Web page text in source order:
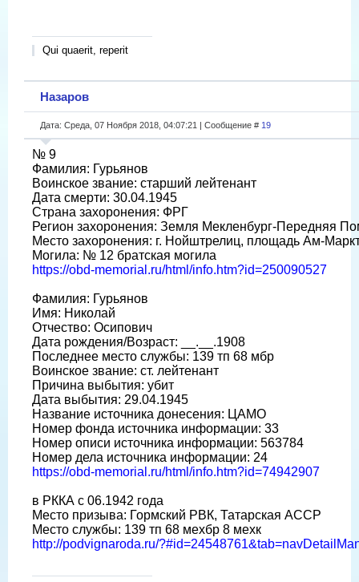
Qui quaerit, reperit
Назаров
Дата: Среда, 07 Ноября 2018, 04:07:21 | Сообщение # 19
№ 9
Фамилия: Гурьянов
Воинское звание: старший лейтенант
Дата смерти: 30.04.1945
Страна захоронения: ФРГ
Регион захоронения: Земля Мекленбург-Передняя
Место захоронения: г. Нойштрелиц, площадь Ам-
Могила: № 12 братская могила
https://obd-memorial.ru/html/info.htm?id=250090527
Фамилия: Гурьянов
Имя: Николай
Отчество: Осипович
Дата рождения/Возраст: __.__.1908
Последнее место службы: 139 тп 68 мбр
Воинское звание: ст. лейтенант
Причина выбытия: убит
Дата выбытия: 29.04.1945
Название источника донесения: ЦАМО
Номер фонда источника информации: 33
Номер описи источника информации: 563784
Номер дела источника информации: 24
https://obd-memorial.ru/html/info.htm?id=74942907
в РККА с 06.1942 года
Место призыва: Гормский РВК, Татарская АССР
Место службы: 139 тп 68 мехбр 8 мехк
http://podvignaroda.ru/